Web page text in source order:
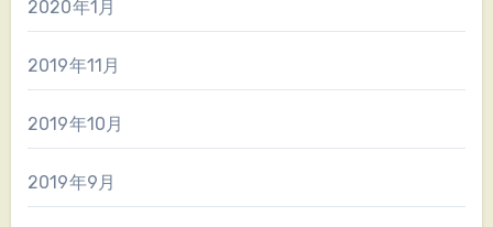
2020年1月
2019年11月
2019年10月
2019年9月